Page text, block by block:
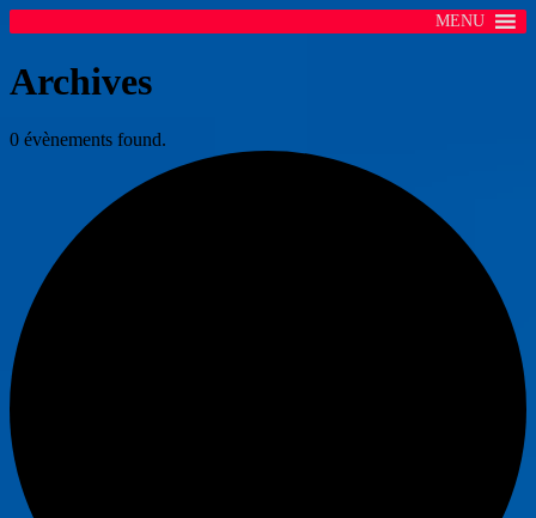
MENU
Archives
0 évènements found.